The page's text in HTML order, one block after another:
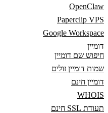
OpenClaw
Paperclip VPS
Google Workspace
דומיין
חיפוש שם דומיין
שמות דומיין זולים
דומיין חינם
WHOIS
תעודת SSL חינם